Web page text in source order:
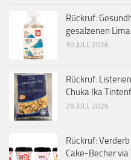
Rückruf:
gesalzenen
30 JULI, 2026
Rückruf:
Chuka Ika
29 JULI, 2026
Rückruf:
Cake-Becher